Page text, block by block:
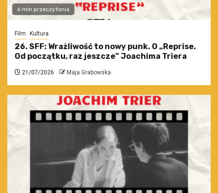
6 min przeczytania
Film Kultura
26. SFF: Wrażliwość to nowy punk. O „Reprise.
Od początku, raz jeszcze” Joachima Triera
21/07/2026 Maja Grabowska